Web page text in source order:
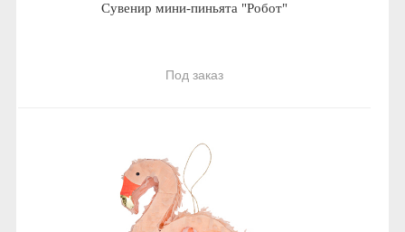
Сувенир мини-пиньята "Робот"
Под заказ